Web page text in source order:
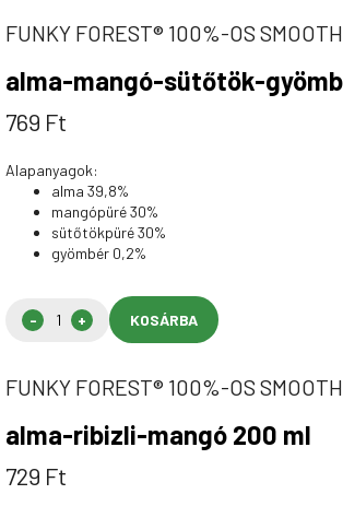
FUNKY FOREST® 100%-OS
alma-mangó-sütőtök-
769 Ft
Alapanyagok:
alma 39,8%
mangópüré 30%
sütőtökpüré 30%
gyömbér 0,2%
KOSÁRBA
FUNKY FOREST® 100%-OS
alma-ribizli-mangó 200 ml
729 Ft